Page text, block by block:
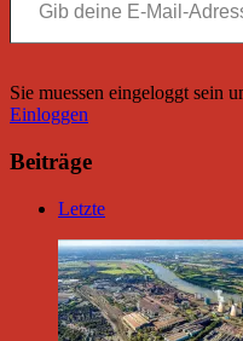
Sie muessen eingeloggt sein
Einloggen
Beiträge
Letzte